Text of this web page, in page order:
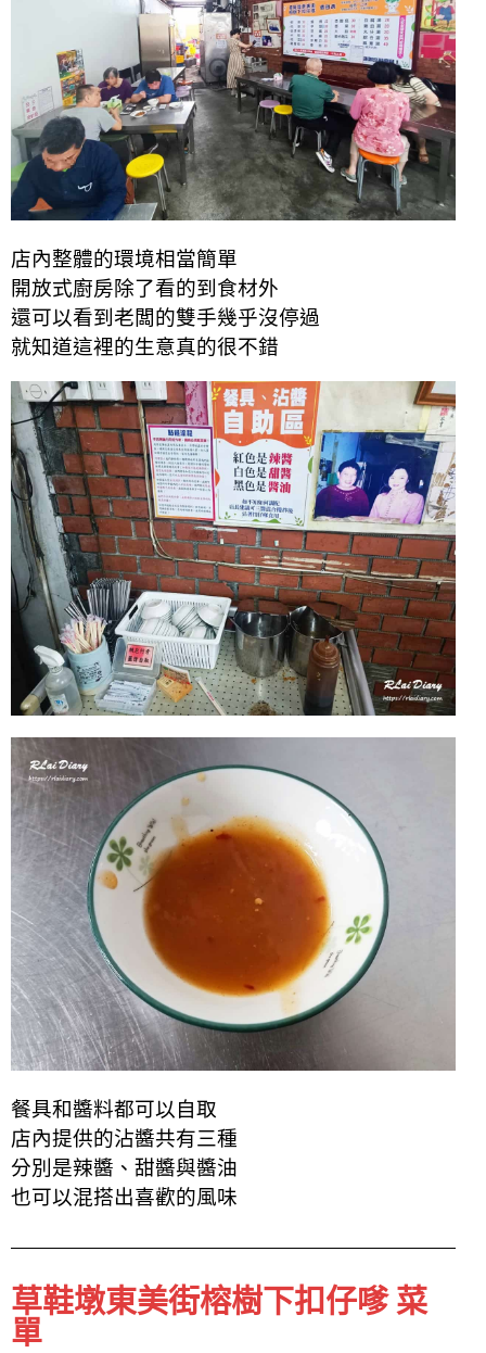
店內整體的環境相當簡單
開放式廚房除了看的到食材外
還可以看到老闆的雙手幾乎沒停過
就知道這裡的生意真的很不錯
餐具和醬料都可以自取
店內提供的沾醬共有三種
分別是辣醬、甜醬與醬油
也可以混搭出喜歡的風味
草鞋墩東美街榕樹下扣仔嗲 菜
單